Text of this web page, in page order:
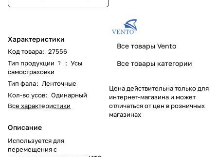
Характеристики
Код товара: 27556
Тип продукции
? : Усы
самостраховки
Тип фала: Ленточные
Кол-во усов: Одинарный
Все характеристики
Описание
Используется для
перемещения с
Все товары Vento
Все товары категории
Цена действительна только для
интернет-магазина и может
отличаться от цен в розничных
магазинах